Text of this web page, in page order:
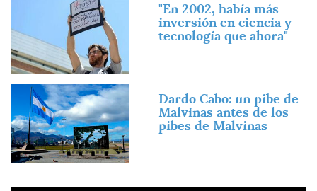
"En 2002, había más
inversión en ciencia y
tecnología que ahora"
Imagen
Dardo Cabo: un pibe de
Malvinas antes de los
pibes de Malvinas